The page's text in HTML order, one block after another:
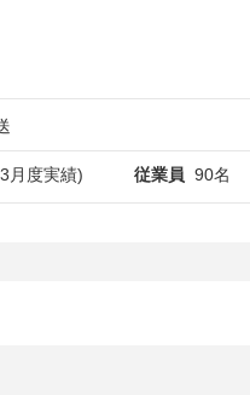
月度実績) 従業員 90名